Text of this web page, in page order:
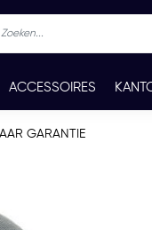
ACCESSOIRES
CONTACT
GARANTIE